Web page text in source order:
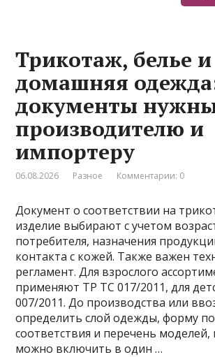
Трикотаж, белье и
домашняя
документы
производителю и
импортеру
06.08.2026 Разное Комментарии: 0
Документ о соответствии на
изделие выбирают с учетом
потребителя, назначения
контакта с кожей. Также важен
регламент. Для взрослого
применяют ТР ТС 017/2011, для
007/2011. До производства или
определить слой одежды, форму
соответствия и перечень
можно включить в один …